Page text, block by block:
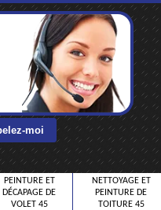
PEINTURE ET
DÉCAPAGE DE
VOLET 45
NETTOYAGE ET
PEINTURE DE
TOITURE 45